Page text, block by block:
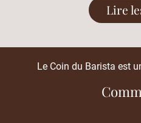
Lire
Le Coin du Barista est